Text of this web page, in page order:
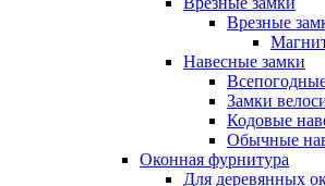
Врезные
Навесные замки
Замки
Кодовые
Обычные
Оконная фурнитура
Для деревянных